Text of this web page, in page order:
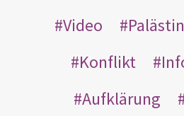
Video
Konflikt
Aufklärung